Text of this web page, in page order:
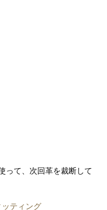
って、次回革を裁断して
ッティング